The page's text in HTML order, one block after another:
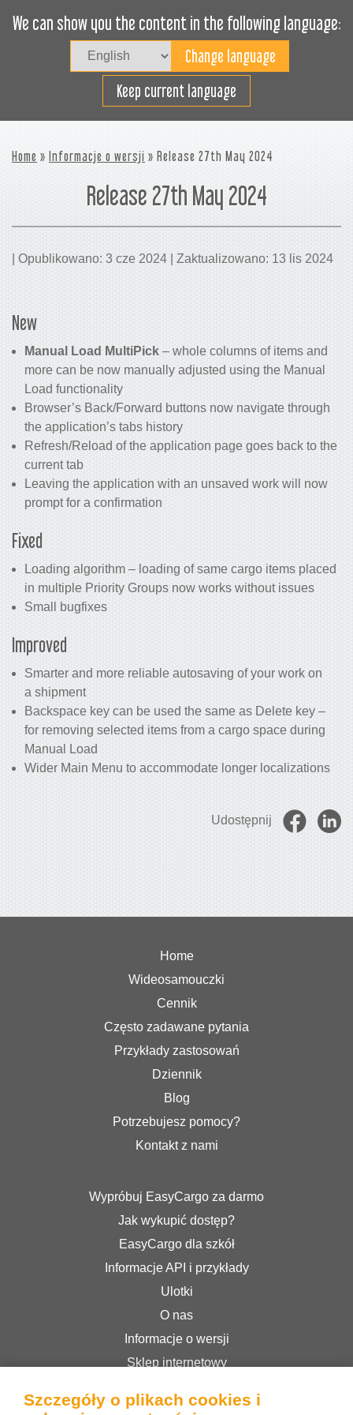
We can show you the content in the following language:
Keep current language
Załaduj sprawnie
Home » Informacje o wersji » Release 27th May 2024
Release 27th May 2024
| Opublikowano: 3 cze 2024 | Zaktualizowano: 13 lis 2024
New
Manual Load MultiPick – whole columns of items and
more can be now manually adjusted using the Manual
Load functionality
Browser’s Back/Forward buttons now navigate through
the application’s tabs history
Refresh/Reload of the application page goes back to the
current tab
Leaving the application with an unsaved work will now
prompt for a confirmation
Fixed
Loading algorithm – loading of same cargo items placed
in multiple Priority Groups now works without issues
Small bugfixes
Improved
Smarter and more reliable autosaving of your work on
a shipment
Backspace key can be used the same as Delete key –
for removing selected items from a cargo space during
Manual Load
Wider Main Menu to accommodate longer localizations
Udostępnij
Home
Wideosamouczki
Cennik
Często zadawane pytania
Przykłady zastosowań
Dziennik
Blog
Potrzebujesz pomocy?
Kontakt z nami
Wypróbuj EasyCargo za darmo
Jak wykupić dostęp?
EasyCargo dla szkół
Informacje API i przykłady
Ulotki
O nas
Informacje o wersji
Sklep internetowy
Polityka prywatności
Szczegóły o plikach cookies i